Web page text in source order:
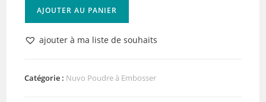
Poudre
Ranger
AJOUTER AU PANIER
ajouter à ma liste de souhaits
Catégorie : Nuvo Poudre à Embosser